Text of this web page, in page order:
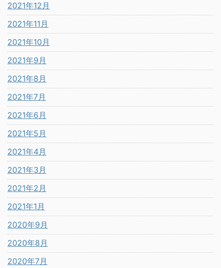
2021年12月
2021年11月
2021年10月
2021年9月
2021年8月
2021年7月
2021年6月
2021年5月
2021年4月
2021年3月
2021年2月
2021年1月
2020年9月
2020年8月
2020年7月